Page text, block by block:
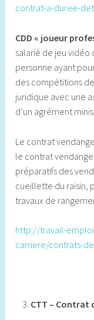
contrat-a-duree-
CDD « joueur
salarié de jeu
personne ayant
des compétitions
juridique avec une
d’un agrément
Le contrat
le contrat
préparatifs des
cueillette du raisin,
travaux de
http://travail-
carriere/contrats-
CTT –